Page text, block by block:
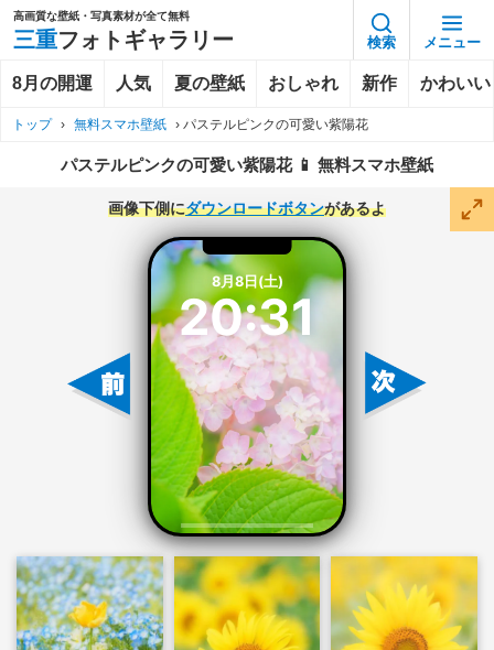
高画質な壁紙・写真素材が全て無料
三重フォトギャラリー 検索 メニュー
8月の開運 人気 夏の壁紙 おしゃれ 新作 かわいい
トップ › 無料スマホ壁紙 › パステルピンクの可愛い紫陽花
パステルピンクの可愛い紫陽花 📱 無料スマホ壁紙
画像下側にダウンロードボタンがあるよ
8月8日(土)
20:31